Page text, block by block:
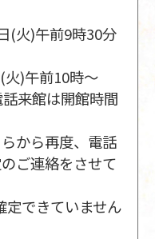
(火)午前9時30分
火)午前10時～
来館は開館時間
から再度、電話
ご連絡をさせて
定できていません